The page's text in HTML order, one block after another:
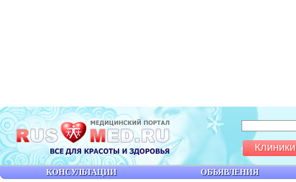
КОНСУЛЬТАЦИИ ОБЪЯВЛЕНИЯ
Клиники